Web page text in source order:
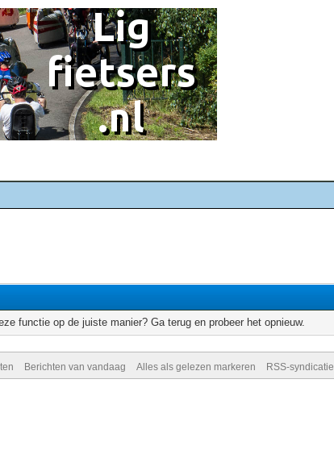
functie op de juiste manier? Ga terug en probeer het opnieuw.
Berichten van vandaag Alles als gelezen markeren RSS-syndicatie